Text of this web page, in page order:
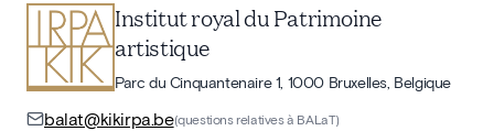
Institut royal du Patrimoine
artistique
Parc du Cinquantenaire 1, 1000 Bruxelles, Belgique
balat@kikirpa.be(questions relatives à BALaT)